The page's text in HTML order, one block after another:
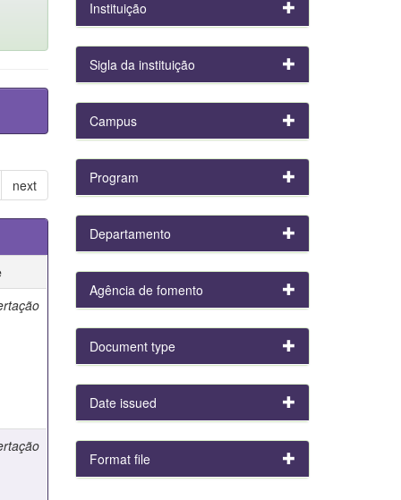
next
Instituição
Sigla da instituição
Campus
Program
Departamento
Agência de fomento
Document type
Date issued
Format file